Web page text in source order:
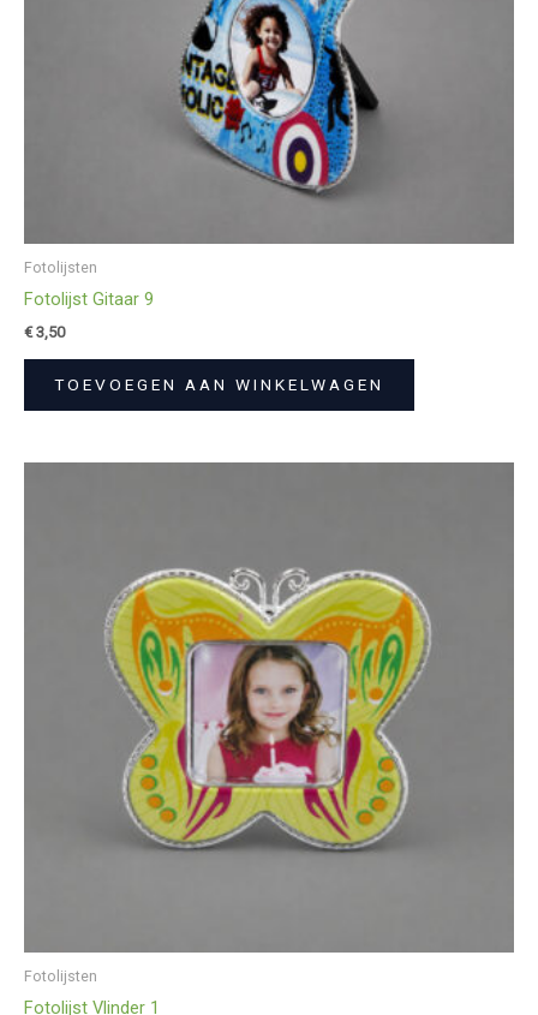
Fotolijsten
Fotolijst Gitaar 9
€3,50
TOEVOEGEN AAN WINKELWAGEN
Fotolijsten
Fotolijst Vlinder 1